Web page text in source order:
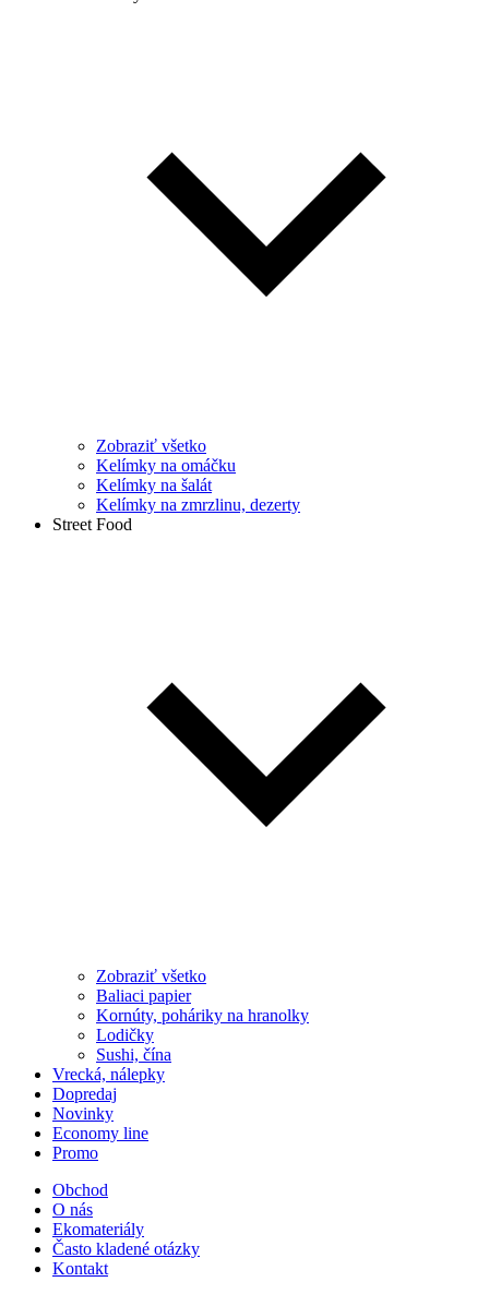
Zobraziť všetko
Kelímky na omáčku
Kelímky na šalát
Kelímky na zmrzlinu, dezerty
Street Food
Zobraziť všetko
Baliaci papier
Kornúty, poháriky na hranolky
Lodičky
Sushi, čína
Vrecká, nálepky
Dopredaj
Novinky
Economy line
Promo
Obchod
O nás
Ekomateriály
Často kladené otázky
Kontakt